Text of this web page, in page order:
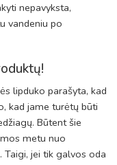
nepavyksta,
vandeniu po
lipduko parašyta, kad
kad jame turėtų būti
Būtent šie
metu nuo
Taigi, jei tik galvos oda